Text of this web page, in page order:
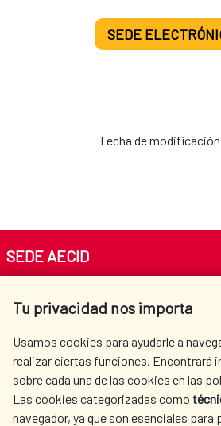
SEDE
Fecha de
Tu privacidad nos importa
Usamos cookies para ayudarle a
realizar ciertas funciones. Encontrará
sobre cada una de las cookies en las
Las cookies categorizadas como
navegador, ya que son esenciales para
SEDE AECID
Tel. +34 900 20 30 54​​​​​​​
AECID
SPANISH HUMANITARIAN